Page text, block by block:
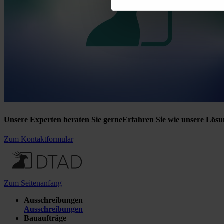
Unsere Experten beraten Sie gerneErfahren Sie wie unsere
Zum Kontaktformular
Zum Seitenanfang
Ausschreibungen
Ausschreibungen
Bauaufträge